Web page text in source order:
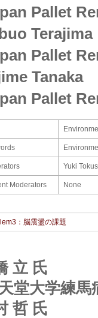
Pallet
Terajima
Pallet
Tanaka
Pallet
Yuki
Moderators None
：脳震盪の課題
立 氏
堂大学練馬
哲 氏